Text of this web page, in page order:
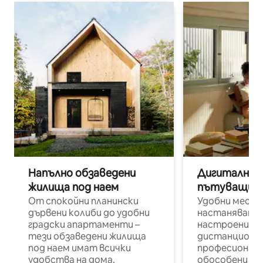
Напълно обзаведени
жилища под наем
От спокойни планински
дървени колиби до удобни
градски апартаменти –
тези обзаведени жилища
под наем имат всички
удобства на дома.
Дигитални
пътуващи
Удобни
настаняване
настроени и
обособени